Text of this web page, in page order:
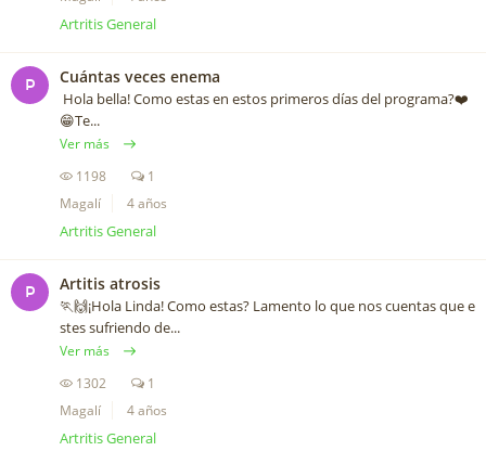
Artritis General
P Cuántas veces enema
Hola bella! Como estas en estos primeros días del programa?❤️️
😁Te...
Ver más
1198
1
Magalí
4 años
Artritis General
P Artitis atrosis
🏃🙌¡Hola Linda! Como estas? Lamento lo que nos cuentas que e
stes sufriendo de...
Ver más
1302
1
Magalí
4 años
Artritis General